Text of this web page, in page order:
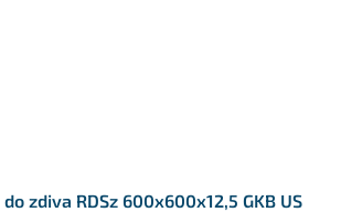
zdiva RDSz 600x600x12,5 GKB US